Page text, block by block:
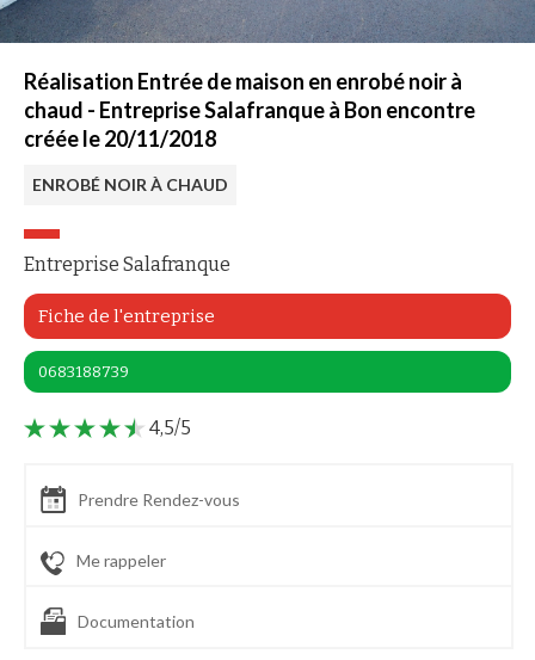
Réalisation Entrée de maison en enrobé noir à
chaud - Entreprise Salafranque à Bon encontre
créée le 20/11/2018
ENROBÉ NOIR À CHAUD
Entreprise Salafranque
Fiche de l'entreprise
0683188739
4,5/5
Prendre Rendez-vous
Me rappeler
Documentation